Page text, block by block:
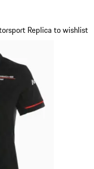
Replica to wishlist